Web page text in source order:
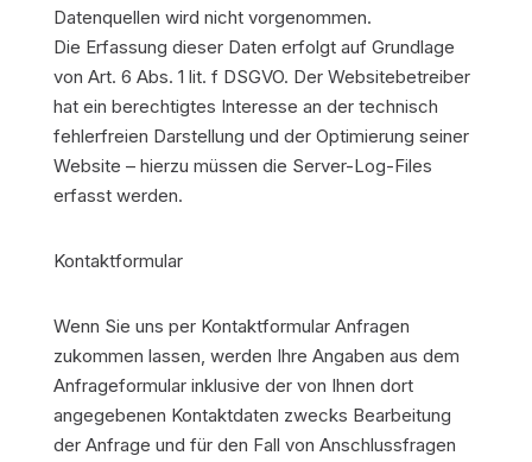
Datenquellen wird nicht vorgenommen.
Die Erfassung dieser Daten erfolgt auf Grundlage
von Art. 6 Abs. 1 lit. f DSGVO. Der Websitebetreiber
hat ein berechtigtes Interesse an der technisch
fehlerfreien Darstellung und der Optimierung seiner
Website – hierzu müssen die Server-Log-Files
erfasst werden.
Kontaktformular
Wenn Sie uns per Kontaktformular Anfragen
zukommen lassen, werden Ihre Angaben aus dem
Anfrageformular inklusive der von Ihnen dort
angegebenen Kontaktdaten zwecks Bearbeitung
der Anfrage und für den Fall von Anschlussfragen